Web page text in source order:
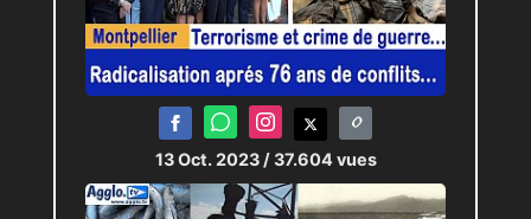
13 Oct. 2023 / 37.604 vues